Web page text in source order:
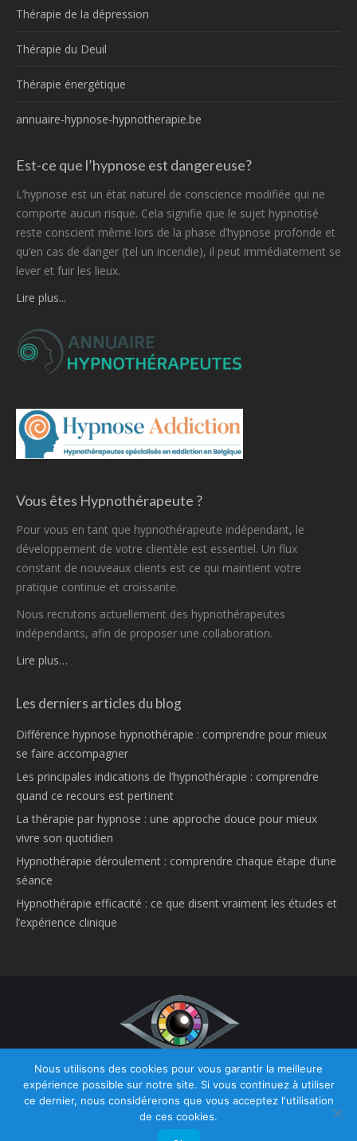
Thérapie de la dépression
Thérapie du Deuil
Thérapie énergétique
annuaire-hypnose-hypnotherapie.be
Est-ce que l’hypnose est dangereuse?
L’hypnose est un état naturel de conscience modifiée qui ne
comporte aucun risque. Cela signifie que le sujet hypnotisé
reste conscient même lors de la phase d’hypnose profonde et
qu’en cas de danger (tel un incendie), il peut immédiatement se
lever et fuir les lieux.
Lire plus...
Vous êtes Hypnothérapeute ?
Pour vous en tant que hypnothérapeute indépendant, le
développement de votre clientèle est essentiel. Un flux
constant de nouveaux clients est ce qui maintient votre
pratique continue et croissante.
Nous recrutons actuellement des hypnothérapeutes
indépendants, afin de proposer une collaboration.
Lire plus…
Les derniers articles du blog
Différence hypnose hypnothérapie : comprendre pour mieux
se faire accompagner
Les principales indications de l’hypnothérapie : comprendre
quand ce recours est pertinent
La thérapie par hypnose : une approche douce pour mieux
vivre son quotidien
Hypnothérapie déroulement : comprendre chaque étape d’une
séance
Hypnothérapie efficacité : ce que disent vraiment les études et
l’expérience clinique
Copyright © 2026Hypnose et Hypnothérapie Belgique. Tous droits
réservés.
Privium – Des services qui soutiennent vos soins. Pour psychologues,
psychotherapeutes et hypnotherapeutes.
Nous utilisons des cookies pour vous garantir la meilleure
expérience possible sur notre site. Si vous continuez à utiliser
ce dernier, nous considérerons que vous acceptez l'utilisation
de ces cookies.